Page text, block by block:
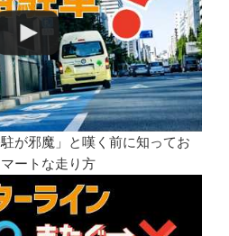
が邪魔」と嘆く前に知ってお
ートな走り方